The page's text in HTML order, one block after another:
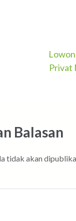
Privat
Balasan
tidak akan